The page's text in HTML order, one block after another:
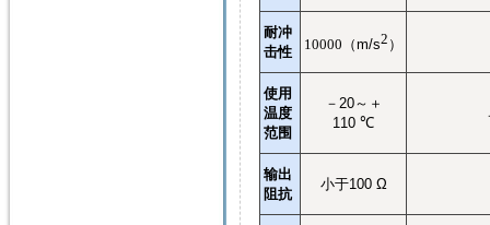
耐冲
击性
10000 （m/s2 ）
使用
温度
范围
－ 20～＋
110℃
输出
阻抗
小于100 Ω